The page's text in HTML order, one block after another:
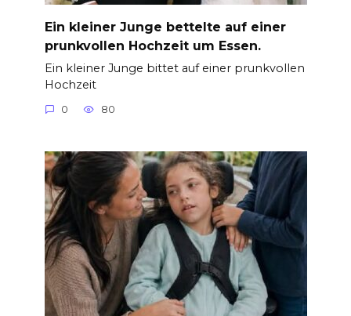
Ein kleiner Junge bettelte auf einer
prunkvollen Hochzeit um Essen.
Ein kleiner Junge bittet auf einer prunkvollen
Hochzeit
0 80